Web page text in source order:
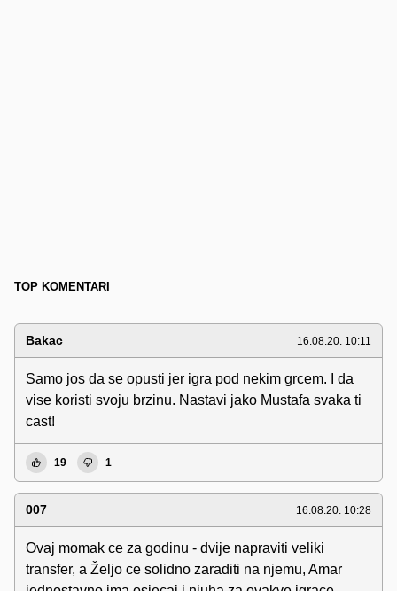
TOP KOMENTARI
Bakac 16.08.20. 10:11
Samo jos da se opusti jer igra pod nekim grcem. I da
vise koristi svoju brzinu. Nastavi jako Mustafa svaka ti
cast!
19 1
007 16.08.20. 10:28
Ovaj momak ce za godinu - dvije napraviti veliki
transfer, a Željo ce solidno zaraditi na njemu, Amar